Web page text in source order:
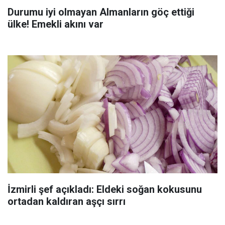
Durumu iyi olmayan Almanların göç ettiği
ülke! Emekli akını var
İzmirli şef açıkladı: Eldeki soğan kokusunu
ortadan kaldıran aşçı sırrı